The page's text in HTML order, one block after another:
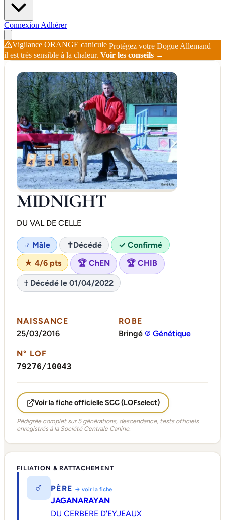
Connexion Adhérer
Vigilance ORANGE canicule Protégez votre Dogue Allemand —
il est très sensible à la chaleur. Voir les conseils →
MIDNIGHT
DU VAL DE CELLE
♂ Mâle ✝Décédé
✓ Confirmé
★ 4/6 pts
🏆 ChEN 🏆 CHIB
† Décédé le 01/04/2022
NAISSANCE
25/03/2016
ROBE
Bringé
Génétique
N° LOF
79276/10043
Voir la fiche officielle SCC (LOFselect)
Pédigrée complet sur 5 générations, descendance, tests officiels
enregistrés à la Société Centrale Canine.
FILIATION & RATTACHEMENT
♂ PÈRE → voir la fiche
JAGANARAYAN
DU CERBERE D'EYJEAUX